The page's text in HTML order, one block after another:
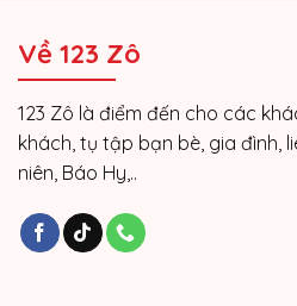
Về 123 Zô
123 Zô là điểm đến cho các
khách, tụ tập bạn bè, gia đình,
niên, Báo Hy,..